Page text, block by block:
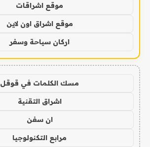
موقع اشراقات
موقع اشراق اون لاين
اركان سياحة وسفر
مسك الكلمات في قوقل
اشراق التقنية
ان سفن
مرابع التكنولوجيا